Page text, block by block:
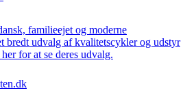
familieejet og moderne
bredt udvalg af kvalitetscykler og udstyr
for at se deres udvalg.